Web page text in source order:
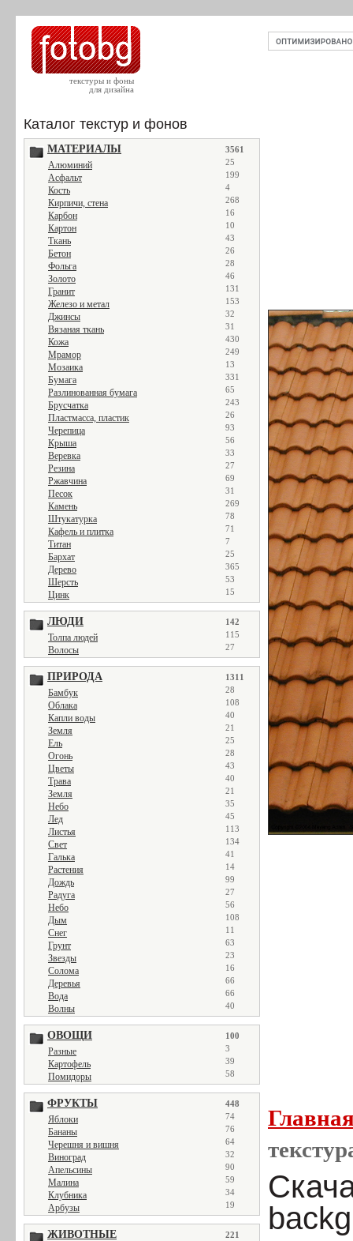
текстуры и фоны
для дизайна
Каталог текстур и фонов
МАТЕРИАЛЫ 3561
Алюминий 25
Асфальт 199
Кость 4
Кирпичи, стена 268
Карбон 16
Картон 10
Ткань 43
Бетон 26
Фольга 28
Золото 46
Гранит 131
Железо и метал 153
Джинсы 32
Вязаная ткань 31
Кожа 430
Мрамор 249
Мозаика 13
Бумага 331
Разлинованная бумага 65
Брусчатка 243
Пластмасса, пластик 26
Черепица 93
Крыша 56
Веревка 33
Резина 27
Ржавчина 69
Песок 31
Камень 269
Штукатурка 78
Кафель и плитка 71
Титан 7
Бархат 25
Дерево 365
Шерсть 53
Цинк 15
ЛЮДИ 142
Толпа людей 115
Волосы 27
ПРИРОДА 1311
Бамбук 28
Облака 108
Капли воды 40
Земля 21
Ель 25
Огонь 28
Цветы 43
Трава 40
Земля 21
Небо 35
Лед 45
Листья 113
Свет 134
Галька 41
Растения 14
Дождь 99
Радуга 27
Небо 56
Дым 108
Снег 11
Грунт 63
Звезды 23
Солома 16
Деревья 66
Вода 66
Волны 40
ОВОЩИ 100
Разные 3
Картофель 39
Помидоры 58
ФРУКТЫ 448
Яблоки 74
Бананы 76
Черешня и вишня 64
Виноград 32
Апельсины 90
Малина 59
Клубника 34
Арбузы 19
ЖИВОТНЫЕ 221